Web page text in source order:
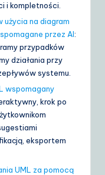
i kompletności.
użycia na diagram
przez AI:
przypadków
działania przy
systemu.
wspomagany
krok po
eksportem
UML za pomocą